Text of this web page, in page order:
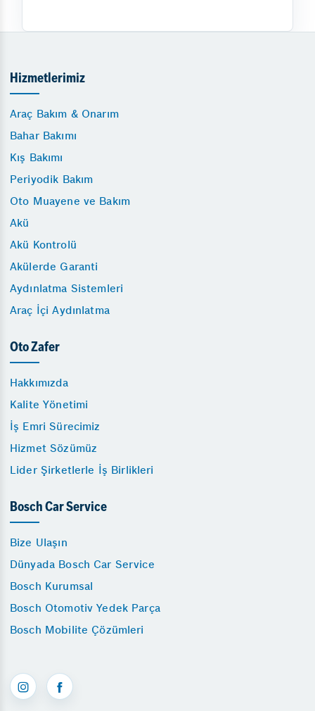
Hizmetlerimiz
Araç Bakım & Onarım
Bahar Bakımı
Kış Bakımı
Periyodik Bakım
Oto Muayene ve Bakım
Akü
Akü Kontrolü
Akülerde Garanti
Aydınlatma Sistemleri
Araç İçi Aydınlatma
Oto Zafer
Hakkımızda
Kalite Yönetimi
İş Emri Sürecimiz
Hizmet Sözümüz
Lider Şirketlerle İş Birlikleri
Bosch Car Service
Bize Ulaşın
Dünyada Bosch Car Service
Bosch Kurumsal
Bosch Otomotiv Yedek Parça
Bosch Mobilite Çözümleri